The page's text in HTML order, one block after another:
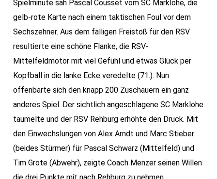
Spielminute sah Pascal Cousset vom SC Marklohe, die
gelb-rote Karte nach einem taktischen Foul vor dem
Sechszehner. Aus dem fälligen Freistoß für den RSV
resultierte eine schöne Flanke, die RSV-
Mittelfeldmotor mit viel Gefühl und etwas Glück per
Kopfball in die lanke Ecke veredelte (71.). Nun
offenbarte sich den knapp 200 Zuschauern ein ganz
anderes Spiel. Der sichtlich angeschlagene SC Marklohe
taumelte und der RSV Rehburg erhöhte den Druck. Mit
den Einwechslungen von Alex Arndt und Marc Stieber
(beides Stürmer) für Pascal Schwarz (Mittelfeld) und
Tim Grote (Abwehr), zeigte Coach Menzer seinen Willen